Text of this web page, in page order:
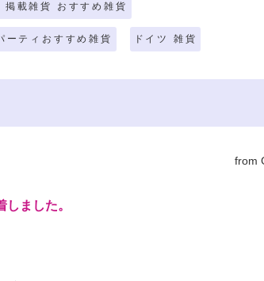
載雑貨 おすすめ雑貨
ティおすすめ雑貨 ドイツ 雑貨
from
しました。